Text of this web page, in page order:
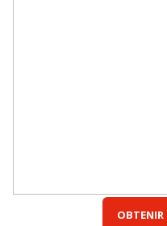
OBTENIR